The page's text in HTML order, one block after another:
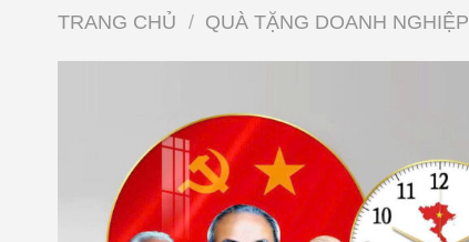
TRANG CHỦ / QUÀ TẶNG DOANH NGHIỆP